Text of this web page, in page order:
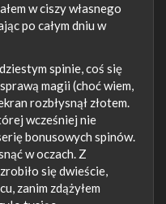
w ciszy własnego
po całym dniu w
spinie, coś się
magii (choć wiem,
rozbłysnął złotem.
wcześniej nie
bonusowych spinów.
w oczach. Z
się dwieście,
zanim zdążyłem